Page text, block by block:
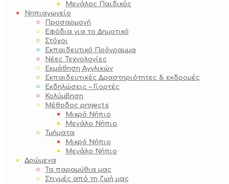
Μεγάλος Παιδικός
Νηπιαγωγείο
Προσαρμογή
Εφόδια για το Δημοτικό
Στόχοι
Εκπαιδευτικό Πρόγραμμα
Νέες Τεχνολογίες
Εκμάθηση Αγγλικών
Εκπαιδευτικές Δραστηριότητες & εκδρομές
Εκδηλώσεις – Γιορτές
Κολύμβηση
Μέθοδος projects
Μικρό Νήπιο
Μεγάλο Νήπιο
Τμήματα
Μικρό Νήπιο
Μεγάλο Νήπιο
Δρώμενα
Τα παραμύθια μας
Στιγμές από τη ζωή μας